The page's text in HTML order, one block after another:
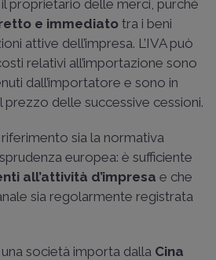
proprietario delle merci, purché
e immediato tra i beni
attive dell’impresa. L’IVA può
relativi all’importazione sono
dall’importatore e sono in
prezzo delle successive cessioni.
sia la normativa
europea: è sufficiente
all’attività d’impresa e che
sia regolarmente registrata
società importa dalla Cina